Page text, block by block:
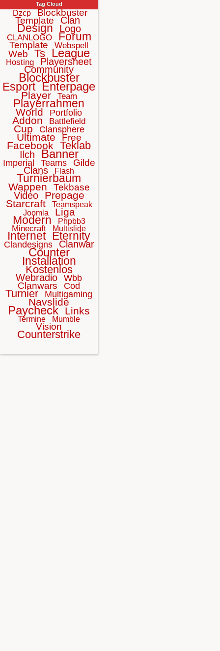
Tag Cloud
Dzcp Blockbuster
Template Clan
Design Logo
CLANLOGO Forum
Template Webspell
Web Ts League
Hosting Playersheet
Community
Blockbuster
Esport Enterpage
Player Team
Playerrahmen
World Portfolio
Addon Battlefield
Cup Clansphere
Ultimate Free
Facebook Teklab
Ilch Banner
Imperial Teams Gilde
Clans Flash
Turnierbaum
Wappen Tekbase
Video Prepage
Starcraft
Teamspeak
Joomla
Liga
Modern Phpbb3
Minecraft Multislide
Internet Eternity
Clandesigns Clanwar
Counter
Installation
Kostenlos
Webradio Wbb
Clanwars Cod
Turnier Multigaming
Navslide
Paycheck Links
Termine Mumble
Vision
Counterstrike